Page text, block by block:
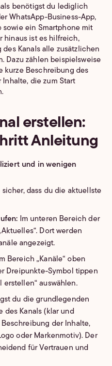
benötigst du lediglich
WhatsApp-Business-App,
ein Smartphone mit
hinaus ist es hilfreich,
Kanals alle zusätzlichen
Dazu zählen beispielsweise
kurze Beschreibung des
die zum Start
erstellen:
Anleitung
und in wenigen
dass du die aktuellste
Im unteren Bereich der
Dort werden
angezeigt.
Bereich „Kanäle“ oben
Dreipunkte-Symbol tippen
erstellen“ auswählen.
du die grundlegenden
des Kanals (klar und
der Inhalte,
oder Markenmotiv). Der
für Vertrauen und